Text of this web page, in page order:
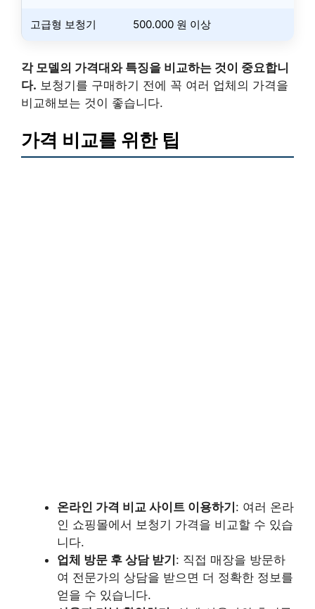
고급형 보청기 500.000 원 이상
각 모델의 가격대와 특징을 비교하는 것이 중요합니
다. 보청기를 구매하기 전에 꼭 여러 업체의 가격을
비교해보는 것이 좋습니다.
가격 비교를 위한 팁
온라인 가격 비교 사이트 이용하기 : 여러 온라
인 쇼핑몰에서 보청기 가격을 비교할 수 있습
니다.
업체 방문 후 상담 받기 : 직접 매장을 방문하
여 전문가의 상담을 받으면 더 정확한 정보를
얻을 수 있습니다.